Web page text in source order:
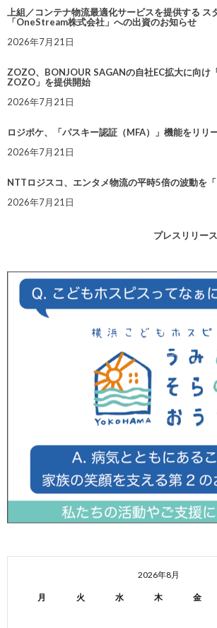
上組／コンテナ物流最適化サービスを提供する ス
「OneStream株式会社」への出資のお知らせ
2026年7月21日
ZOZO、BONJOUR SAGANの自社EC拡大に向
ZOZO」を提供開始
2026年7月21日
ロジポケ、「パスキー認証（MFA）」機能をリリ
2026年7月21日
NTTロジスコ、エンタメ物流の平時5倍の波動を
2026年7月21日
プレスリリー
2026年8月
月 火 水 木 金